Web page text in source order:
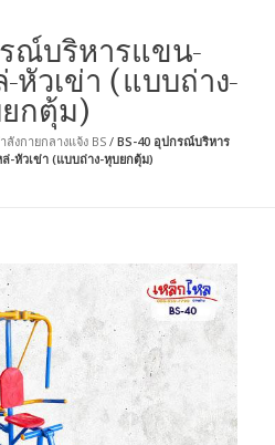
ณ์บริหารแขน-
หัวเข่า (แบบถ่าง-
กตุ้ม)
ลังกายกลางแจ้ง BS/ BS-40 อุปกรณ์บริหาร
-หัวเข่า (แบบถ่าง-หุบยกตุ้ม)